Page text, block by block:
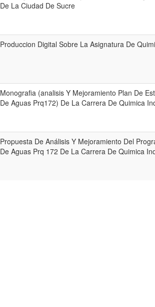
De La Ciudad De Sucre
Produccion Digital Sobre La Asignatura De
Monografia (analisis Y Mejoramiento Plan De
De Aguas Prq172) De La Carrera De Quimica
Propuesta De Análisis Y Mejoramiento Del
De Aguas Prq 172 De La Carrera De Quimica